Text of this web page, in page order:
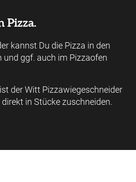
Pizza.
kannst Du die Pizza in den
und ggf. auch im Pizzaofen
der Witt Pizzawiegeschneider
in Stücke zuschneiden.